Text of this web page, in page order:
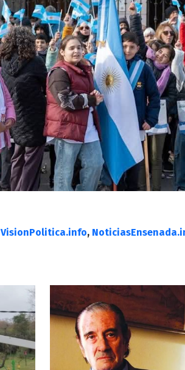
VisionPolitica.info,